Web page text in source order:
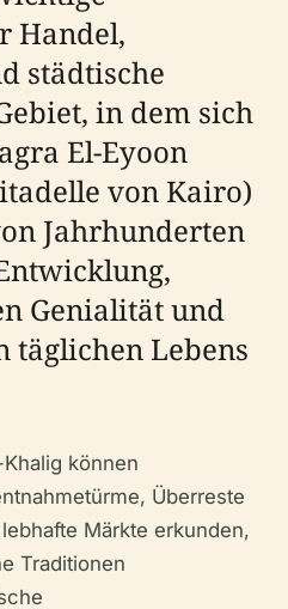
Handel,
städtische
in dem sich
El-Eyoon
von Kairo)
Jahrhunderten
Genialität und
täglichen Lebens
können
Überreste
Märkte erkunden,
Traditionen